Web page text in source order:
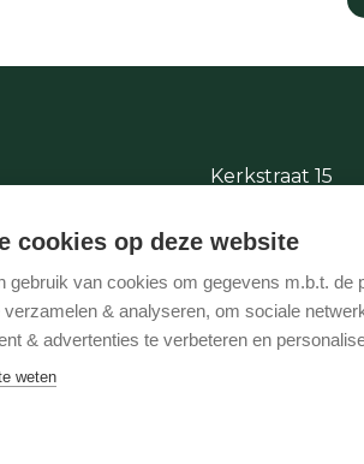
Kerkstraat 15
BIV 507.005 -
BE97 1431 0000 1849.
cookies op deze website
gebruik van cookies om gegevens m.b.t. de
& analyseren, om sociale
& advertenties te verbeteren en
weten